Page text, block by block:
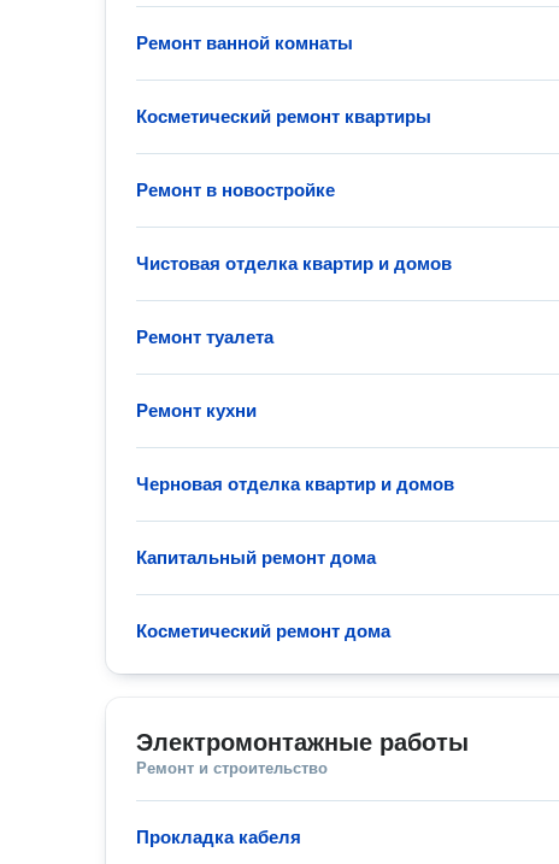
Ремонт ванной комнаты
Косметический ремонт квартиры
Ремонт в новостройке
Чистовая отделка квартир и домов
Ремонт туалета
Ремонт кухни
Черновая отделка квартир и домов
Капитальный ремонт дома
Косметический ремонт дома
Электромонтажные работы
Ремонт и строительство
Прокладка кабеля